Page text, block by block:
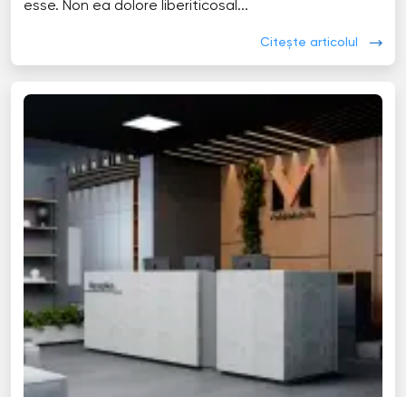
esse. Non ea dolore liberiticosal...
Citește articolul